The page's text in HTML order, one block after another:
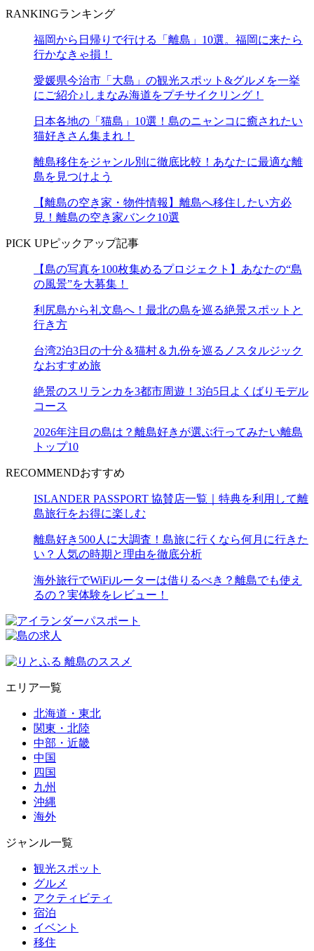
RANKINGランキング
福岡から日帰りで行ける「離島」10選。福岡に来たら
行かなきゃ損！
愛媛県今治市「大島」の観光スポット&グルメを一挙
にご紹介♪しまなみ海道をプチサイクリング！
日本各地の「猫島」10選！島のニャンコに癒されたい
猫好きさん集まれ！
離島移住をジャンル別に徹底比較！あなたに最適な離
島を見つけよう
【離島の空き家・物件情報】離島へ移住したい方必
見！離島の空き家バンク10選
PICK UPピックアップ記事
【島の写真を100枚集めるプロジェクト】あなたの“島
の風景”を大募集！
利尻島から礼文島へ！最北の島を巡る絶景スポットと
行き方
台湾2泊3日の十分＆猫村＆九份を巡るノスタルジック
なおすすめ旅
絶景のスリランカを3都市周遊！3泊5日よくばりモデル
コース
2026年注目の島は？離島好きが選ぶ行ってみたい離島
トップ10
RECOMMENDおすすめ
ISLANDER PASSPORT 協賛店一覧｜特典を利用して離
島旅行をお得に楽しむ
離島好き500人に大調査！島旅に行くなら何月に行きた
い？人気の時期と理由を徹底分析
海外旅行でWiFiルーターは借りるべき？離島でも使え
るの？実体験をレビュー！
エリア一覧
北海道・東北
関東・北陸
中部・近畿
中国
四国
九州
沖縄
海外
ジャンル一覧
観光スポット
グルメ
アクティビティ
宿泊
イベント
移住